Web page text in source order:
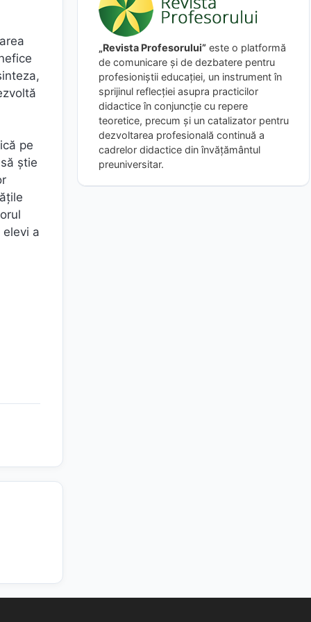
pe
știe
a
„Revista Profesorului” este o platformă
de comunicare și de dezbatere pentru
profesioniștii educației, un instrument în
sprijinul reflecției asupra practicilor
didactice în conjuncție cu repere
teoretice, precum și un catalizator pentru
dezvoltarea profesională continuă a
cadrelor didactice din învățământul
preuniversitar.